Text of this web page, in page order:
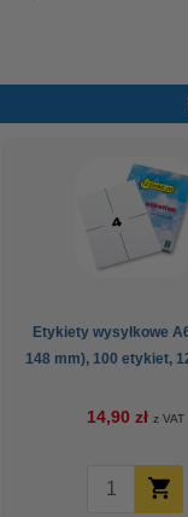
Etykiety wysyłkowe
148 mm), 100 etykiet,
14,90 zł z VAT